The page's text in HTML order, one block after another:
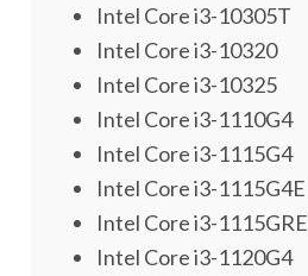
Intel Core i3-10305T
Intel Core i3-10320
Intel Core i3-10325
Intel Core i3-1110G4
Intel Core i3-1115G4
Intel Core i3-1115G4E
Intel Core i3-1115GRE
Intel Core i3-1120G4